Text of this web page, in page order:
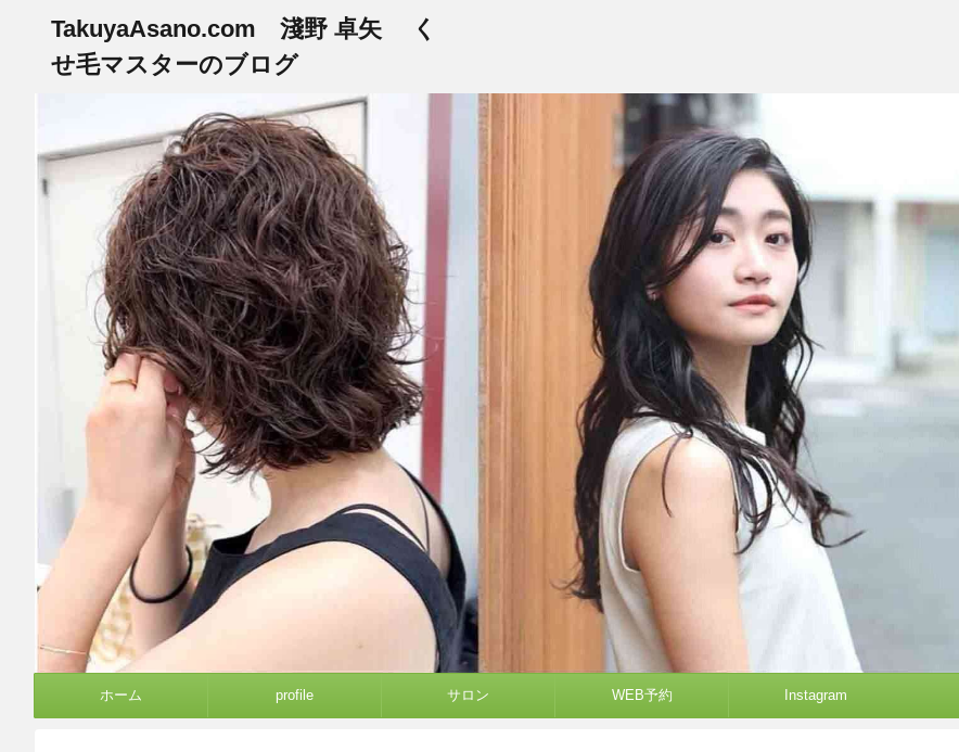
TakuyaAsano.com 淺野 卓矢 く
せ毛マスターのブログ
ホーム profile サロン WEB予約 Instagram